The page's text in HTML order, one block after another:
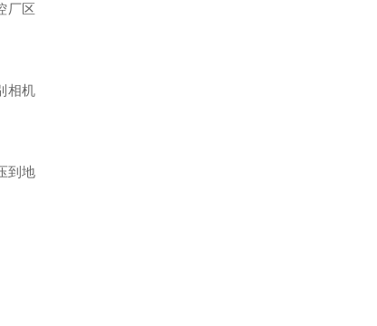
厂区
相机
到地